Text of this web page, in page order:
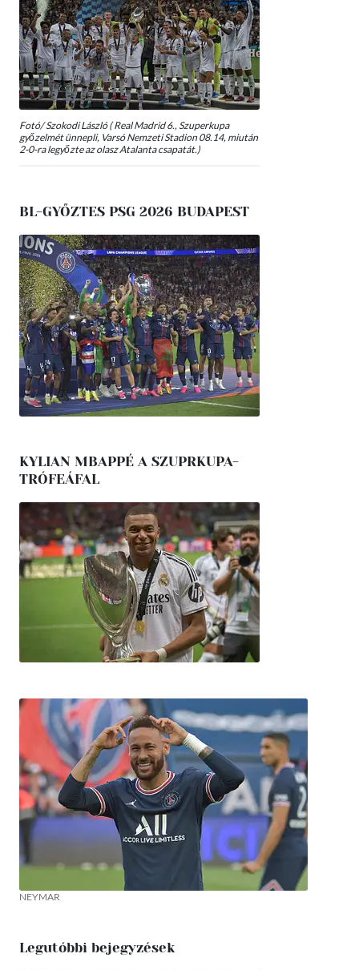
Fotó/ Szokodi László ( Real Madrid 6., Szuperkupa
győzelmét ünnepli, Varsó Nemzeti Stadion 08.14, miután
2-0-ra legyőzte az olasz Atalanta csapatát.)
BL-GYŐZTES PSG 2026 BUDAPEST
KYLIAN MBAPPÉ A SZUPRKUPA-
TRÓFEÁFAL
NEYMAR
Legutóbbi bejegyzések